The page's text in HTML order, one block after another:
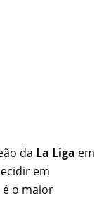
da La Liga em
em
o maior